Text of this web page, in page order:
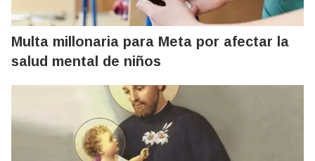
Multa millonaria para Meta por afectar la
salud mental de niños